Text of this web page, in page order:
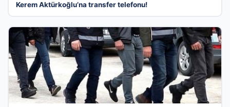
Kerem Aktürkoğlu’na transfer telefonu!